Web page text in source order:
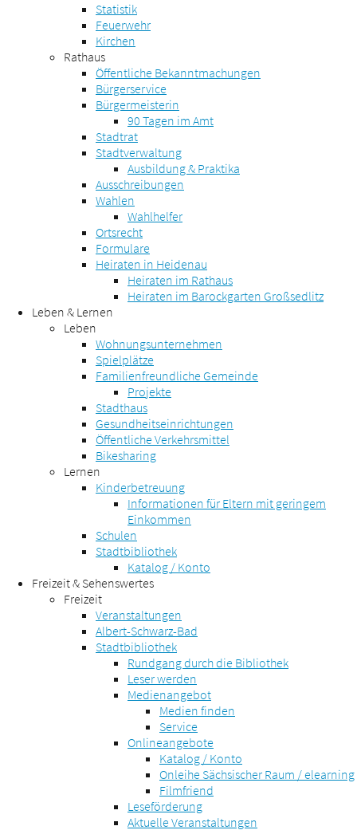
Statistik
Feuerwehr
Kirchen
Rathaus
Öffentliche Bekanntmachungen
Bürgerservice
Bürgermeisterin
90 Tagen im Amt
Stadtrat
Stadtverwaltung
Ausbildung & Praktika
Ausschreibungen
Wahlen
Wahlhelfer
Ortsrecht
Formulare
Heiraten in Heidenau
Heiraten im Rathaus
Heiraten im Barockgarten Großsedlitz
Leben & Lernen
Leben
Wohnungsunternehmen
Spielplätze
Familienfreundliche Gemeinde
Projekte
Stadthaus
Gesundheitseinrichtungen
Öffentliche Verkehrsmittel
Bikesharing
Lernen
Kinderbetreuung
Informationen für Eltern mit geringem
Einkommen
Schulen
Stadtbibliothek
Katalog / Konto
Freizeit & Sehenswertes
Freizeit
Veranstaltungen
Albert-Schwarz-Bad
Stadtbibliothek
Rundgang durch die Bibliothek
Leser werden
Medienangebot
Medien finden
Service
Onlineangebote
Katalog / Konto
Onleihe Sächsischer Raum / elearning
Filmfriend
Leseförderung
Aktuelle Veranstaltungen